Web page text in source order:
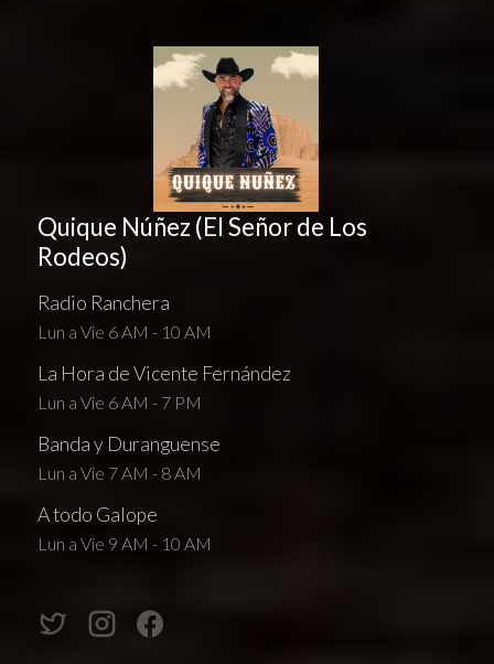
Quique Núñez (El Señor de Los
Rodeos)
Radio Ranchera
Lun a Vie 6 AM - 10 AM
La Hora de Vicente Fernández
Lun a Vie 6 AM - 7 PM
Banda y Duranguense
Lun a Vie 7 AM - 8 AM
A todo Galope
Lun a Vie 9 AM - 10 AM